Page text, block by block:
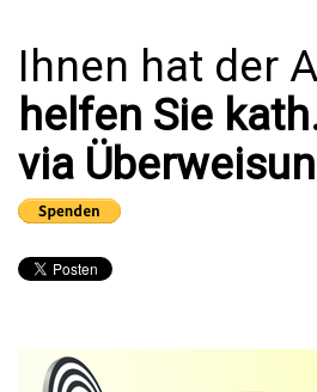
Ihnen hat der
helfen Sie
via